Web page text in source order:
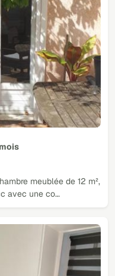
meublée de 12 m²,
avec une co…